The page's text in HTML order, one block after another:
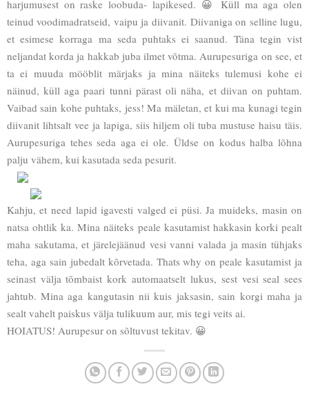
harjumusest on raske loobuda- lapikesed. 😀 Küll ma aga olen
teinud voodimadratseid, vaipu ja diivanit. Diivaniga on selline lugu,
et esimese korraga ma seda puhtaks ei saanud. Täna tegin vist
neljandat korda ja hakkab juba ilmet võtma. Aurupesuriga on see, et
ta ei muuda mööblit märjaks ja mina näiteks tulemusi kohe ei
näinud, küll aga paari tunni pärast oli näha, et diivan on puhtam.
Vaibad sain kohe puhtaks, jess! Ma mäletan, et kui ma kunagi tegin
diivanit lihtsalt vee ja lapiga, siis hiljem oli tuba mustuse haisu täis.
Aurupesuriga tehes seda aga ei ole. Üldse on kodus halba lõhna
palju vähem, kui kasutada seda pesurit.
Kahju, et need lapid igavesti valged ei püsi. Ja muideks, masin on
natsa ohtlik ka. Mina näiteks peale kasutamist hakkasin korki pealt
maha sakutama, et järelejäänud vesi vanni valada ja masin tühjaks
teha, aga sain jubedalt kõrvetada. Thats why on peale kasutamist ja
seinast välja tõmbaist kork automaatselt lukus, sest vesi seal sees
jahtub. Mina aga kangutasin nii kuis jaksasin, sain korgi maha ja
sealt vahelt paiskus välja tulikuum aur, mis tegi veits ai.
HOIATUS! Aurupesur on sõltuvust tekitav. 😀